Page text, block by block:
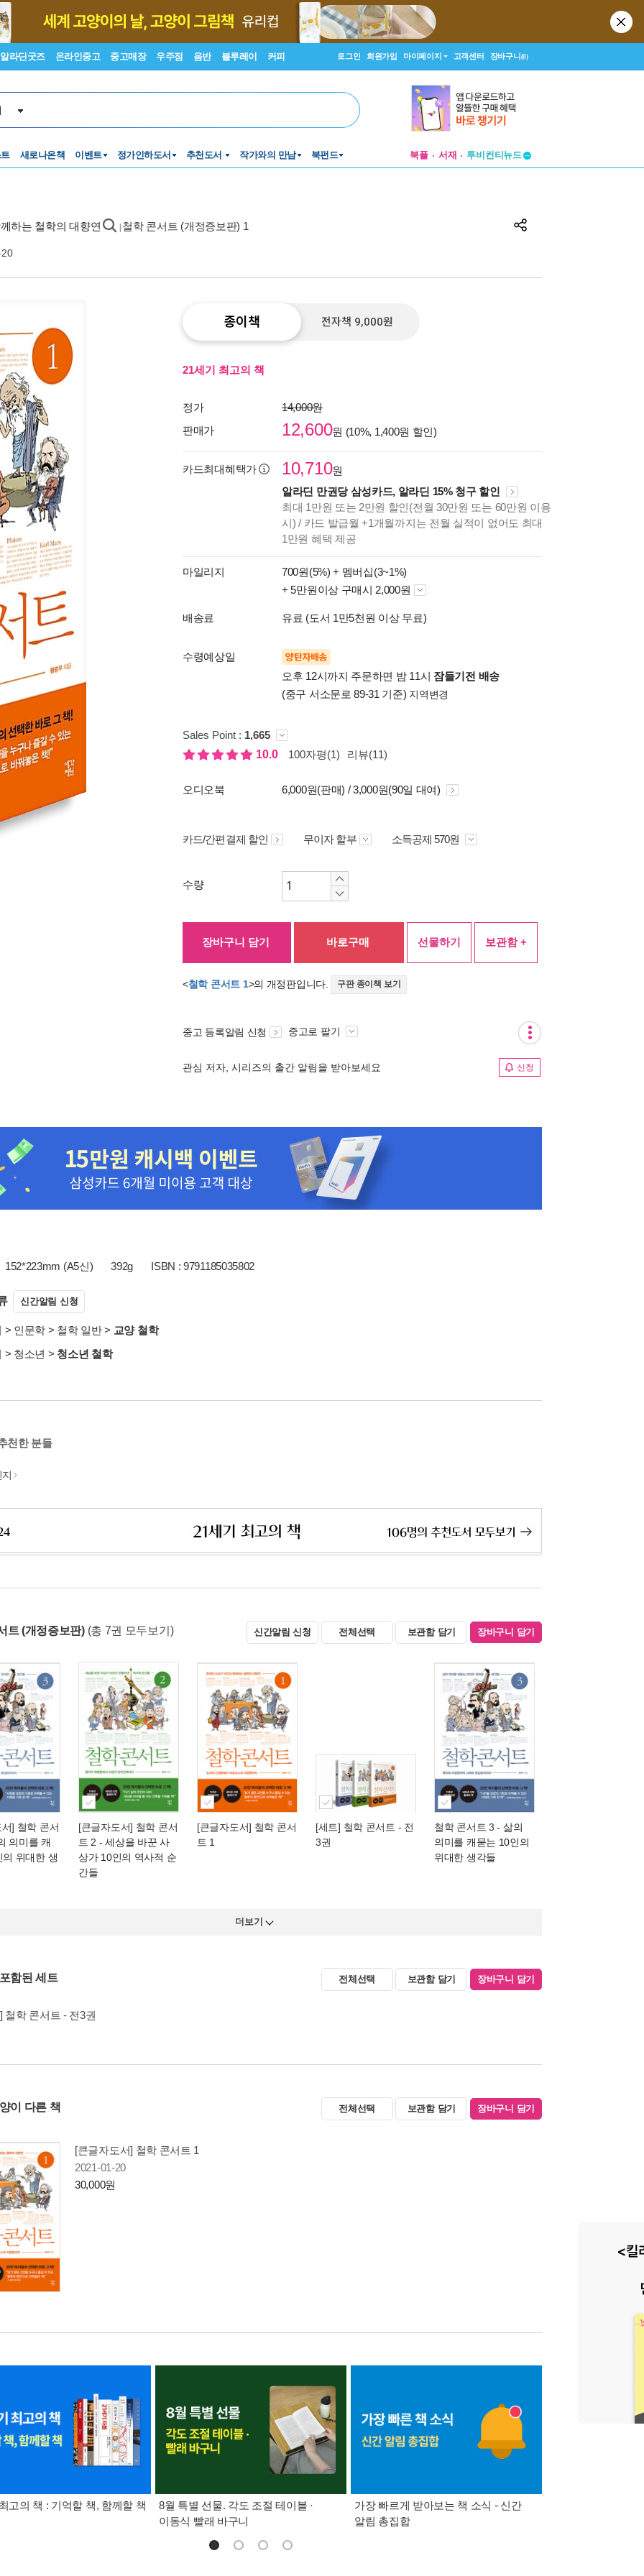
알라딘굿즈 온라인중고 중고매장 우주점 음반 블루레이 커피 로그인 회원가입 마이페이지 고객센터 장바구니(0)
새로나온책 이벤트 정가인하도서 추천도서 작가와의 만남 북펀드 북플 서재
창작플랫폼
하는 철학의 대향연 철학 콘서트 (개정증보판) 1
종이책 전자책 9,000원
21세기 최고의 책
정가
14,000원
판매가
12,600원 (10%, 1,400원 할인)
카드최대혜택가 10,710원
알라딘 만권당 삼성카드, 알라딘 15% 청구 할인
최대 1만원 또는 2만원 할인(전월 30만원 또는 60만원 이용
시) / 카드 발급월 +1개월까지는 전월 실적이 없어도 최대
1만원 혜택 제공
마일리지 700원(5%) + 멤버십(3~1%)
+ 5만원이상 구매시 2,000원
배송료 유료 (도서 1만5천원 이상 무료)
수령예상일 양탄자배송
오후 12시까지 주문하면 밤 11시 잠들기전 배송
(중구 서소문로 89-31 기준) 지역변경
Sales Point : 1,665
10.0
100자평(1) 리뷰(11)
오디오북 6,000원(판매) / 3,000원(90일 대여)
카드/간편결제 할인 무이자 할부 소득공제 570원
수량
장바구니 담기 바로구매 선물하기 보관함 +
<철학 콘서트 1>의 개정판입니다. 구판 종이책 보기
중고 등록알림 신청 중고로 팔기
관심 저자, 시리즈의 출간 알림을 받아보세요 신청
152*223mm (A5신) 392g ISBN : 9791185035802
신간알림 신청
> 인문학 > 철학 일반> 교양 철학
> 청소년 > 청소년 철학
천한 분들
트 (개정증보판) (총 7권 모두보기) 신간알림 신청 전체선택 보관함 담기 장바구니 담기
] 철학 콘서
의미를 캐
위대한 생
[큰글자도서] 철학 콘서
트 2 - 세상을 바꾼 사
상가 10인의 역사적 순
간들
[큰글자도서] 철학 콘서
트 1
[세트] 철학 콘서트 - 전
3권
철학 콘서트 3 - 삶의
의미를 캐묻는 10인의
위대한 생각들
더보기
함된 세트 전체선택 보관함 담기 장바구니 담기
철학 콘서트 - 전3권
이 다른 책 전체선택 보관함 담기 장바구니 담기
[큰글자도서] 철학 콘서트 1
2021-01-20
30,000원
고의 책 : 기억할 책, 함께할 책
8월 특별 선물. 각도 조절 테이블 ·
이동식 빨래 바구니
가장 빠르게 받아보는 책 소식 - 신간
알림 총집합